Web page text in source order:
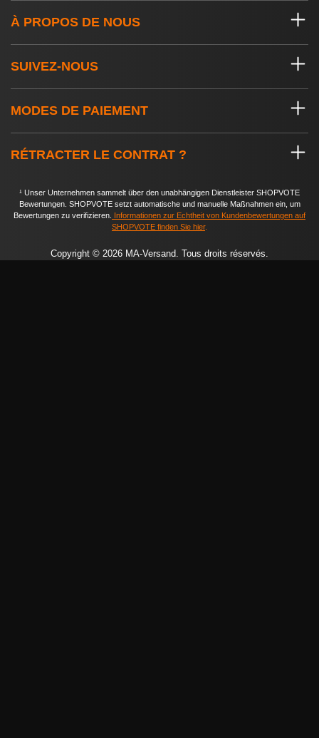
À PROPOS DE NOUS
SUIVEZ-NOUS
MODES DE PAIEMENT
RÉTRACTER LE CONTRAT ?
¹ Unser Unternehmen sammelt über den unabhängigen Dienstleister SHOPVOTE
Bewertungen. SHOPVOTE setzt automatische und manuelle Maßnahmen ein, um
Bewertungen zu verifizieren. Informationen zur Echtheit von Kundenbewertungen auf
SHOPVOTE finden Sie hier.
Copyright © 2026 MA-Versand. Tous droits réservés.